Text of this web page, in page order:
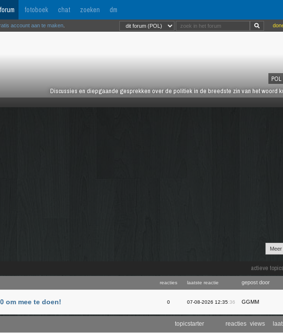
forum fotoboek chat zoeken dm
POL
Discussies en diepgaande gesprekken over de politiek in de breedste zin van het woord
account aan te maken
actieve topics
reacties laatste reactie gepost door
om mee te doen! 0 07-08-2026 12:35:36 GGMM
topicstarter reacties views